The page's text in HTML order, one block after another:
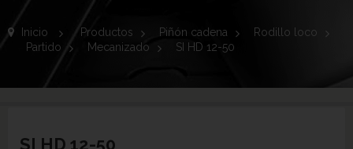
Inicio > Productos > Piñón cadena >
Rodillo loco
Partido > Mecanizado > SI HD 12-50
SI HD 12-50